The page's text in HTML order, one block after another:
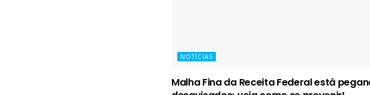
NOTÍCIAS
Malha Fina da Receita Federal está